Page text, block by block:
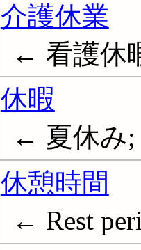
介護休業
← 看護休
休暇
← 夏休み;
休憩時間
← Rest